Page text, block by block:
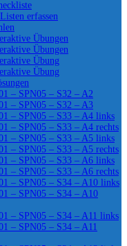
erfassen
Übungen
Übungen
Übung
Übung
– SPN05 – S32 – A2
– SPN05 – S32 – A3
– SPN05 – S33 – A4 links
– SPN05 – S33 – A4 rechts
– SPN05 – S33 – A5 links
– SPN05 – S33 – A5 rechts
– SPN05 – S33 – A6 links
– SPN05 – S33 – A6 rechts
– SPN05 – S34 – A10 links
– SPN05 – S34 – A10
– SPN05 – S34 – A11 links
– SPN05 – S34 – A11